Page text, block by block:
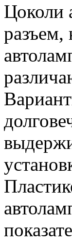
Цоколи
разъем,